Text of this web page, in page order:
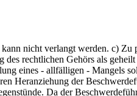
nicht verlangt werden. c)
rechtlichen Gehörs als
eines - allfälligen - Mangels
Heranziehung der
Da der